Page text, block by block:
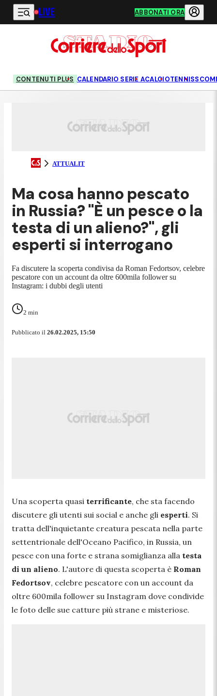
Vai al contenuto principale
LIVE ABBONATI ORA
CONTENUTI PLUS CALENDARIO SERIE ACALCIOTENNIS
ATTUALIT
Ma cosa hanno pescato
in Russia? "È un pesce o la
testa di un alieno?", gli
esperti si interrogano
Fa discutere la scoperta condivisa da Roman Fedortsov, celebre
pescatore con un account da oltre 600mila follower su
Instagram: i dubbi degli utenti
2 min
Pubblicato il 26.02.2025, 15:50
Una scoperta quasi terrificante, che sta facendo
discutere gli utenti sui social e anche gli esperti. Si
tratta dell'inquietante creatura pescata nella parte
settentrionale dell'Oceano Pacifico, in Russia, un
pesce con una forte e strana somiglianza alla testa
di un alieno. L'autore di questa scoperta è Roman
Fedortsov, celebre pescatore con un account da
oltre 600mila follower su Instagram dove condivide
le foto delle sue catture più strane e misteriose.